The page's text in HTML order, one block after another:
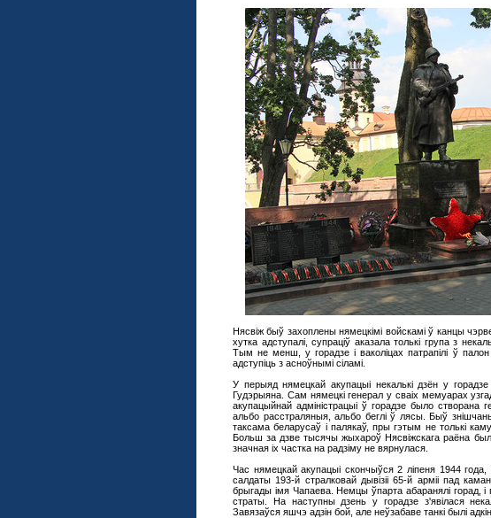
Нясвіж быў захоплены нямецкімі войскамі ў канцы
хутка адступалі, супраціў аказала толькі група з
Тым не менш, у горадзе і ваколіцах патрапілі ў
адступіць з асноўнымі сіламі.
У перыяд нямецкай акупацыі некалькі дзён у
Гудэрыяна. Сам нямецкі генерал у сваіх мемуарах
акупацыйнай адміністрацыі ў горадзе было створана
альбо расстраляныя, альбо беглі ў лясы. Быў
таксама беларусаў і палякаў, пры гэтым не толькі
Больш за дзве тысячы жыхароў Нясвіжскага раёна
значная іх частка на радзіму не вярнулася.
Час нямецкай акупацыі скончыўся 2 ліпеня 1944 года,
салдаты 193-й стралковай дывізіі 65-й арміі пад
брыгады імя Чапаева. Немцы ўпарта абаранялі горад, і
страты. На наступны дзень у горадзе з'явілася
Завязаўся яшчэ адзін бой, але неўзабаве танкі былі